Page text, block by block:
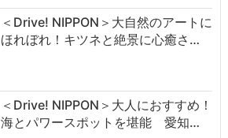
＜Drive! NIPPON＞大自然のアートに
ほれぼれ！キツネと絶景に心癒さ…
＜Drive! NIPPON＞大人におすすめ！
海とパワースポットを堪能 愛知…